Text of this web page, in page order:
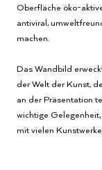
Oberfläche öko-
antiviral,
machen.
Das Wandbild
der Welt der Kunst,
an der Präsentation
wichtige
mit vielen